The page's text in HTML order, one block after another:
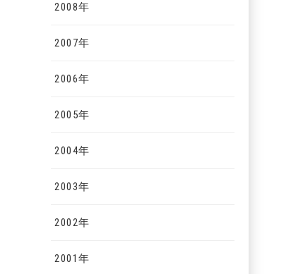
2008年
2007年
2006年
2005年
2004年
2003年
2002年
2001年